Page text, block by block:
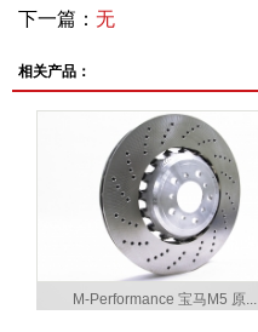
下一篇： 无
相关产品：
M-Performance 宝马M5 原...